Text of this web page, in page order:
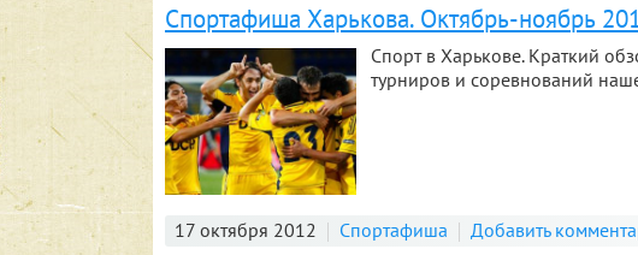
Спортафиша Харькова. Октябрь-ноябрь
Спорт в Харькове. Краткий
турниров и соревнований
17 октября 2012 Спортафиша Добавить